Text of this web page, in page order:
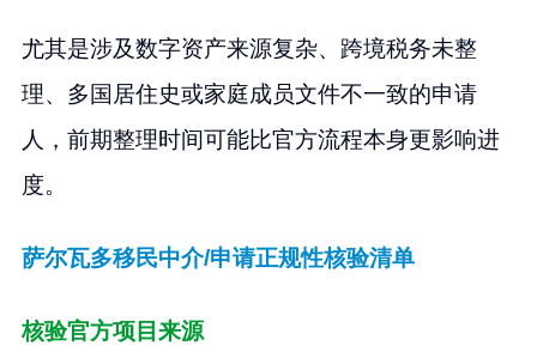
尤其是涉及数字资产来源复杂、跨境税务未整
理、多国居住史或家庭成员文件不一致的申请
人，前期整理时间可能比官方流程本身更影响进
度。
萨尔瓦多移民中介/申请正规性核验清单
核验官方项目来源